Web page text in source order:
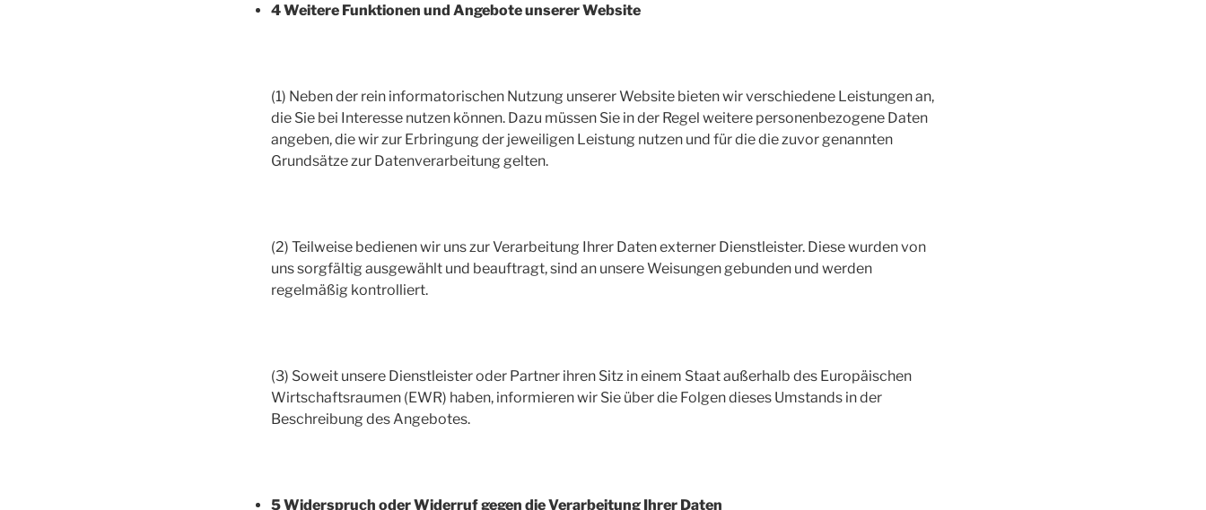
4 Weitere Funktionen und Angebote unserer Website
(1) Neben der rein informatorischen Nutzung unserer Website bieten wir verschiedene Leistungen an,
die Sie bei Interesse nutzen können. Dazu müssen Sie in der Regel weitere personenbezogene Daten
angeben, die wir zur Erbringung der jeweiligen Leistung nutzen und für die die zuvor genannten
Grundsätze zur Datenverarbeitung gelten.
(2) Teilweise bedienen wir uns zur Verarbeitung Ihrer Daten externer Dienstleister. Diese wurden von
uns sorgfältig ausgewählt und beauftragt, sind an unsere Weisungen gebunden und werden
regelmäßig kontrolliert.
(3) Soweit unsere Dienstleister oder Partner ihren Sitz in einem Staat außerhalb des Europäischen
Wirtschaftsraumen (EWR) haben, informieren wir Sie über die Folgen dieses Umstands in der
Beschreibung des Angebotes.
5 Widerspruch oder Widerruf gegen die Verarbeitung Ihrer Daten